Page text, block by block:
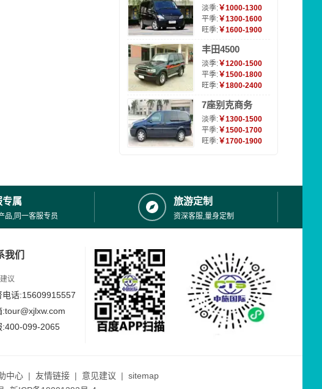
淡季:￥1000-1300
平季:￥1300-1600
旺季:￥1600-1900
丰田4500
淡季:￥1200-1500
平季:￥1500-1800
旺季:￥1800-2400
7座别克商务
淡季:￥1300-1500
平季:￥1500-1700
旺季:￥1700-1900
专属
品,同一客服专员
旅游定制
资深客服,量身定制
我们
议
电话:15609915557
:tour@xjlxw.com
:400-099-2065
中心 | 友情链接 | 意见建议 | sitemap